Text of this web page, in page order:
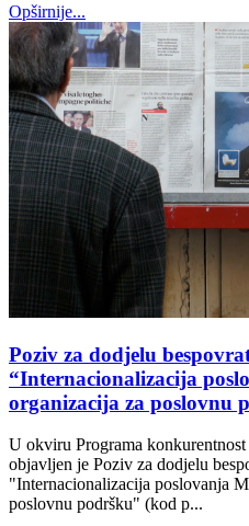
Opširnije...
Poziv za dodjelu
“Internacionalizacija
organizacija za poslovnu
U okviru Programa
objavljen je Poziv za dodjelu
"Internacionalizacija poslovanja
poslovnu podršku" (kod p...